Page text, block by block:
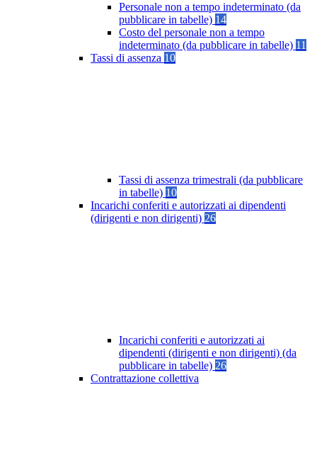
Personale non a tempo indeterminato (da
pubblicare in tabelle) 14
Costo del personale non a tempo
indeterminato (da pubblicare in tabelle) 11
Tassi di assenza 10
Tassi di assenza trimestrali (da pubblicare
in tabelle) 10
Incarichi conferiti e autorizzati ai dipendenti
(dirigenti e non dirigenti) 26
Incarichi conferiti e autorizzati ai
dipendenti (dirigenti e non dirigenti) (da
pubblicare in tabelle) 26
Contrattazione collettiva